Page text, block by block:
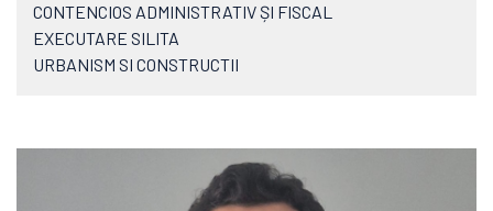
CONTENCIOS ADMINISTRATIV ȘI FISCAL
EXECUTARE SILITA
URBANISM SI CONSTRUCTII